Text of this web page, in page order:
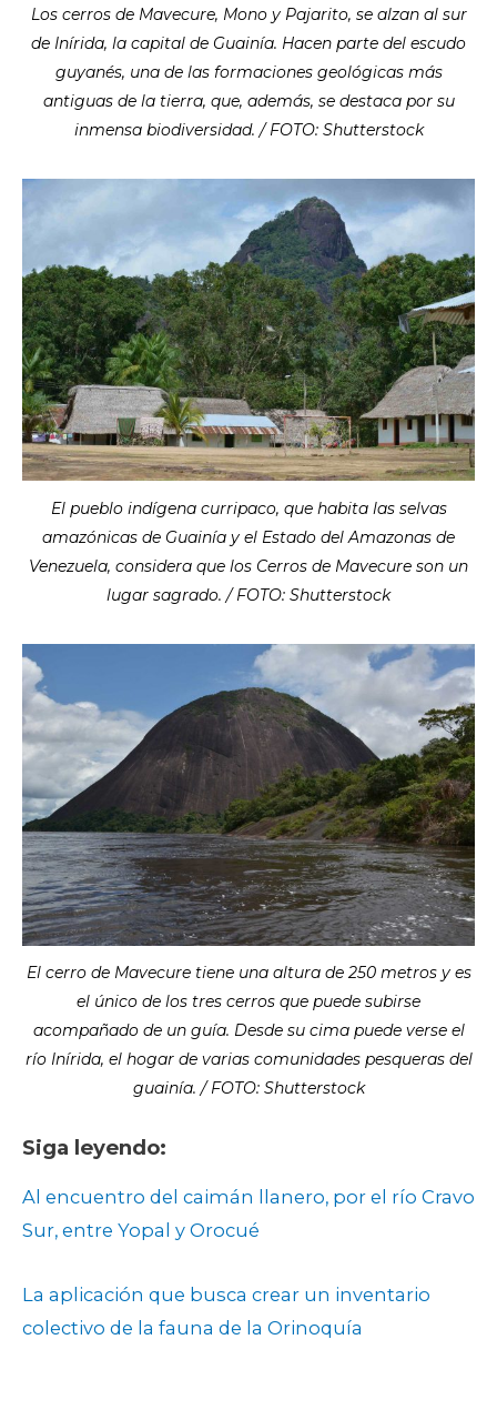
Los cerros de Mavecure, Mono y Pajarito, se alzan al sur
de Inírida, la capital de Guainía. Hacen parte del escudo
guyanés, una de las formaciones geológicas más
antiguas de la tierra, que, además, se destaca por su
inmensa biodiversidad. / FOTO: Shutterstock
El pueblo indígena curripaco, que habita las selvas
amazónicas de Guainía y el Estado del Amazonas de
Venezuela, considera que los Cerros de Mavecure son un
lugar sagrado. / FOTO: Shutterstock
El cerro de Mavecure tiene una altura de 250 metros y es
el único de los tres cerros que puede subirse
acompañado de un guía. Desde su cima puede verse el
río Inírida, el hogar de varias comunidades pesqueras del
guainía. / FOTO: Shutterstock
Siga leyendo:
Al encuentro del caimán llanero, por el río Cravo
Sur, entre Yopal y Orocué
La aplicación que busca crear un inventario
colectivo de la fauna de la Orinoquía